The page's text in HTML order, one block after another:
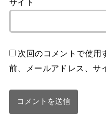
サイト
次回のコメントで使用
前、メールアドレス、サ